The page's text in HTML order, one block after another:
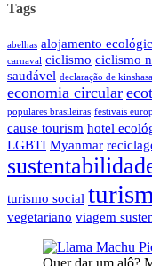
Tags
abelhas alojamento
carnaval ciclismo ciclismo
saudável declaração de kinshasa
economia circular
populares brasileiras festivais
cause tourism hotel
LGBTI Myanmar
turismo social
vegetariano viagem